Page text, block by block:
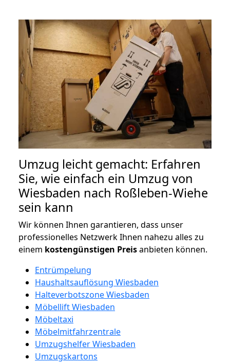
Umzug leicht gemacht: Erfahren
Sie, wie einfach ein Umzug von
Wiesbaden nach Roßleben-Wiehe
sein kann
Wir können Ihnen garantieren, dass unser
professionelles Netzwerk Ihnen nahezu alles zu
einem kostengünstigen Preisanbieten können.
Entrümpelung
Haushaltsauflösung Wiesbaden
Halteverbotszone Wiesbaden
Möbellift Wiesbaden
Möbeltaxi
Möbelmitfahrzentrale
Umzugshelfer Wiesbaden
Umzugskartons